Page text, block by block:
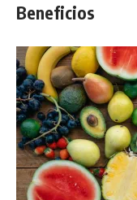
Beneficios